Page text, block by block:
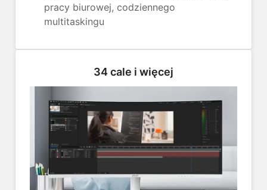
pracy biurowej, codziennego
multitaskingu
34 cale i więcej